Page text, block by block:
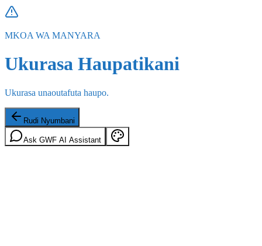
MKOA WA MANYARA
Ukurasa Haupatikani
Ukurasa unaoutafuta haupo.
Rudi Nyumbani
Ask GWF AI Assistant